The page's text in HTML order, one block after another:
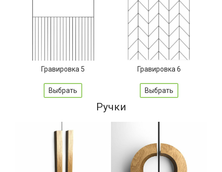
Гравировка 5
Выбрать
Гравировка 6
Выбрать
Ручки